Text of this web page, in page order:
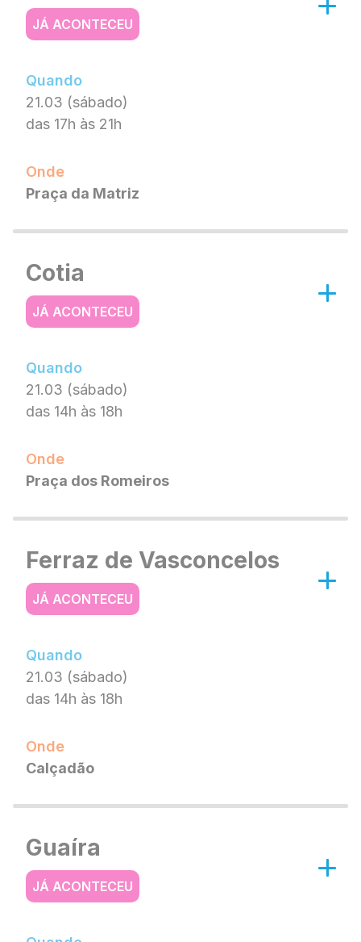
JÁ ACONTECEU
Quando
21.03 (sábado)
das 17h às 21h
Onde
Praça da Matriz
Cotia
JÁ ACONTECEU
Quando
21.03 (sábado)
das 14h às 18h
Onde
Praça dos Romeiros
Ferraz de Vasconcelos
JÁ ACONTECEU
Quando
21.03 (sábado)
das 14h às 18h
Onde
Calçadão
Guaíra
JÁ ACONTECEU